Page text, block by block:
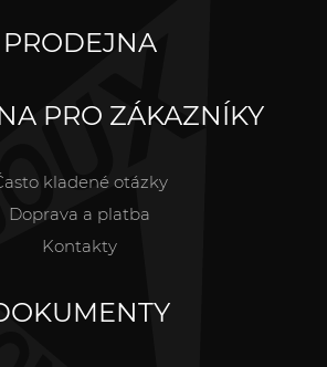
PRODEJNA
PRO ZÁKAZNÍKY
kladené otázky
Doprava a platba
Kontakty